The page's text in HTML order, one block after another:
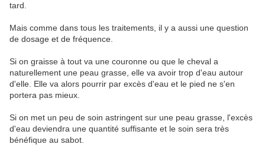
tard.
Mais comme dans tous les traitements, il y a aussi une question
de dosage et de fréquence.
Si on graisse à tout va une couronne ou que le cheval a
naturellement une peau grasse, elle va avoir trop d'eau autour
d'elle. Elle va alors pourrir par excès d'eau et le pied ne s'en
portera pas mieux.
Si on met un peu de soin astringent sur une peau grasse, l'excès
d'eau deviendra une quantité suffisante et le soin sera très
bénéfique au sabot.